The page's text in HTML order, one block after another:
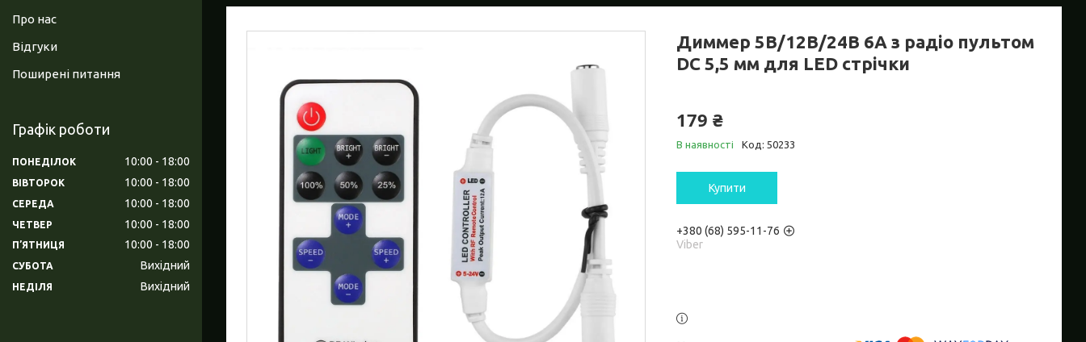
Диммер 5В/12В/24В 6А з радіо пультом
DC 5,5 мм для LED стрічки
179 ₴
В наявності Код: 50233
Купити
+380 (68) 595-11-76
Viber
Про нас
Відгуки
Поширені питання
Графік роботи
ПОНЕДІЛОК 10:00 18:00
ВІВТОРОК 10:00 18:00
СЕРЕДА 10:00 18:00
ЧЕТВЕР 10:00 18:00
ПʼЯТНИЦЯ 10:00 18:00
СУБОТА Вихідний
НЕДІЛЯ Вихідний